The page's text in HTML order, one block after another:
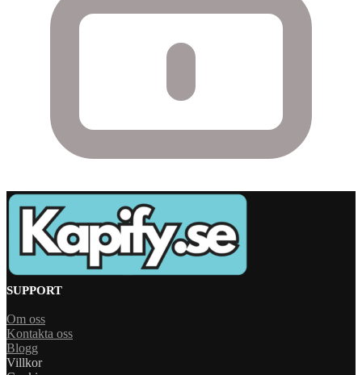
SUPPORT
Om oss
Kontakta oss
Blogg
Villkor